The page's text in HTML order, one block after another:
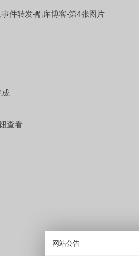
件转发-酷库博客-第4张图片
成
查看
网站公告